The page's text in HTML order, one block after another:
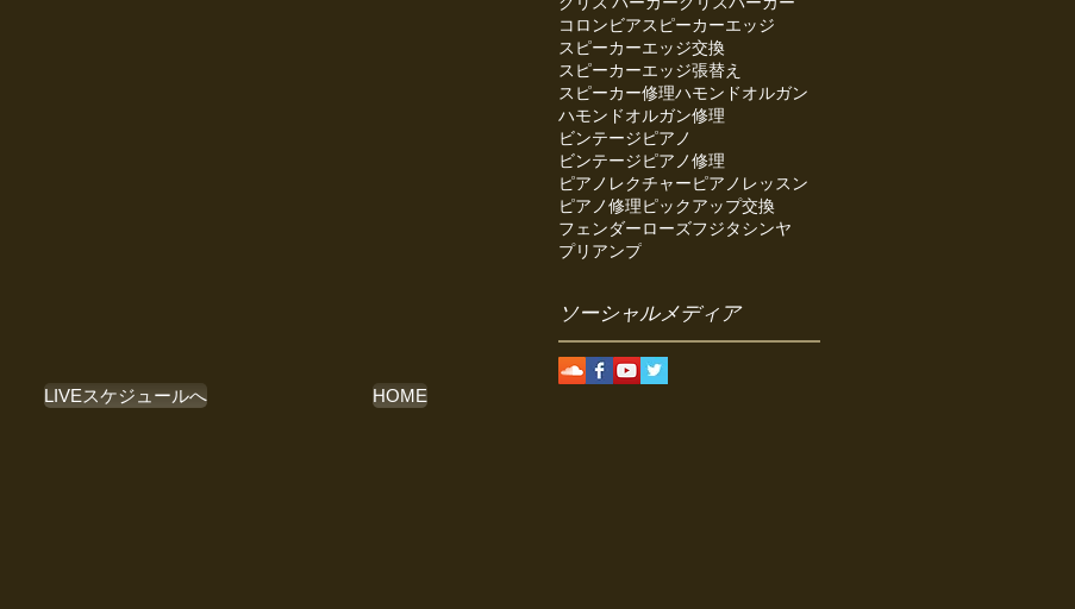
HOME
LIVEスケジュールへ
コロンビアスピーカーエッジ
スピーカーエッジ交換
スピーカーエッジ張替え
スピーカー修理ハモンドオルガン
ハモンドオルガン修理
ビンテージピアノ
ビンテージピアノ修理
ピアノレクチャーピアノレッスン
ピアノ修理ピックアップ交換
フェンダーローズフジタシンヤ
プリアンプ
ソーシャルメディア